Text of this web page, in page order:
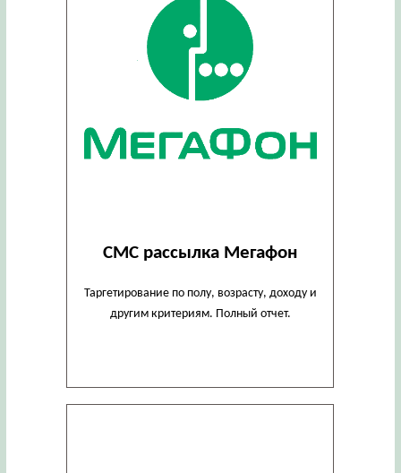
СМС рассылка Мегафон
Таргетирование по полу, возрасту, доходу и
другим критериям. Полный отчет.